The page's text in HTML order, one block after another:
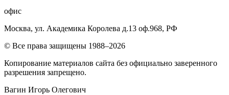
офис
Москва, ул. Академика Королева д.13 оф.968, РФ
© Все права защищены 1988–2026
Копирование материалов сайта без официально заверенного
разрешения запрещено.
Вагин Игорь Олегович